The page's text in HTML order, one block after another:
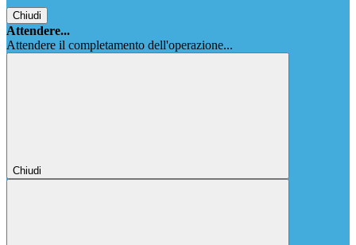
Chiudi
Attendere...
Attendere il completamento dell'operazione...
Chiudi